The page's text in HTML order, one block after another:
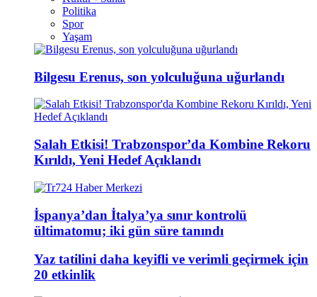
Politika
Spor
Yaşam
Bilgesu Erenus, son yolculuğuna uğurlandı
Salah Etkisi! Trabzonspor’da Kombine Rekoru
Kırıldı, Yeni Hedef Açıklandı
İspanya’dan İtalya’ya sınır kontrolü
ültimatomu; iki gün süre tanındı
Yaz tatilini daha keyifli ve verimli geçirmek için
20 etkinlik